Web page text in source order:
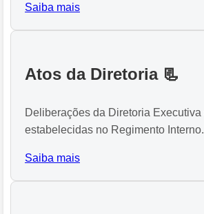
Saiba mais
Atos da Diretoria 📃
Deliberações da Diretoria
estabelecidas no Regimento Interno.
Saiba mais